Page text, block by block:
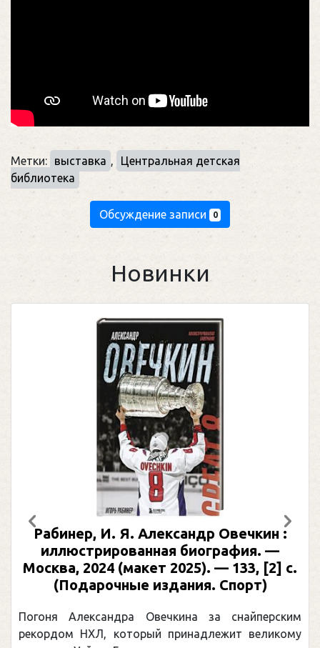
Метки: выставка ,
Центральная детская
библиотека
Обсуждение записи 0
Новинки
Рабинер, И. Я. Александр Овечкин :
иллюстрированная биография. —
Москва, 2024 (макет 2025). — 133, [2] с.
(Подарочные издания. Спорт)
Погоня Александра Овечкина за снайперским
рекордом НХЛ, который принадлежит великому
Предыдущий